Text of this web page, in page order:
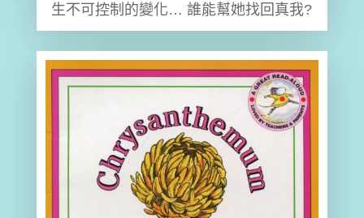
生不可控制的變化… 誰能幫她找回真我?